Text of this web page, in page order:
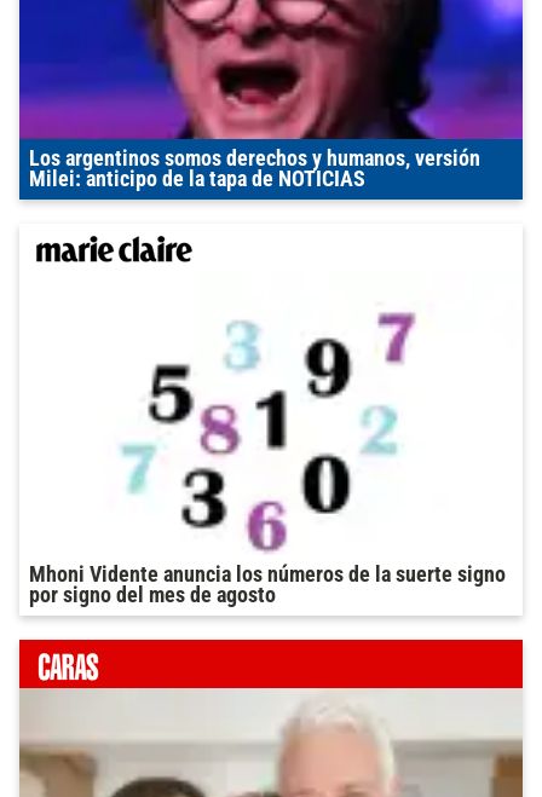
Los argentinos somos derechos y humanos, versión
Milei: anticipo de la tapa de NOTICIAS
Mhoni Vidente anuncia los números de la suerte signo
por signo del mes de agosto